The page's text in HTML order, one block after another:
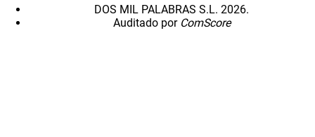
DOS MIL PALABRAS S.L. 2026.
Auditado por ComScore